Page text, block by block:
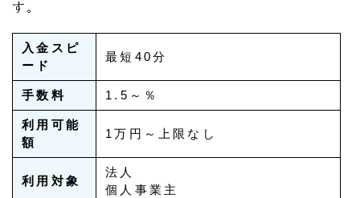
す。
入金スピ
ード
最短40分
手数料 1.5～％
利用可能
額
1万円～上限なし
利用対象
法人
個人事業主